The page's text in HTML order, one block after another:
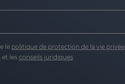
le politique de protection de la vie privée
et les conseils juridiques